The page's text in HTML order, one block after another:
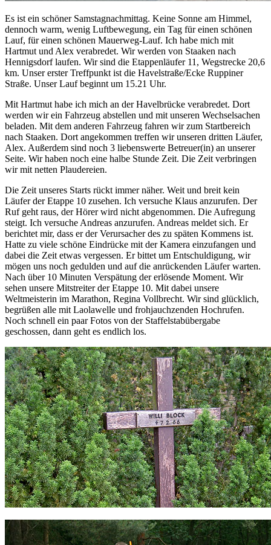
Es ist ein schöner Samstagnachmittag. Keine Sonne am Himmel,
dennoch warm, wenig Luftbewegung, ein Tag für einen schönen
Lauf, für einen schönen Mauerweg-Lauf. Ich habe mich mit
Hartmut und Alex verabredet. Wir werden von Staaken nach
Hennigsdorf laufen. Wir sind die Etappenläufer 11, Wegstrecke 20,6
km. Unser erster Treffpunkt ist die Havelstraße/Ecke Ruppiner
Straße. Unser Lauf beginnt um 15.21 Uhr.
Mit Hartmut habe ich mich an der Havelbrücke verabredet. Dort
werden wir ein Fahrzeug abstellen und mit unseren Wechselsachen
beladen. Mit dem anderen Fahrzeug fahren wir zum Startbereich
nach Staaken. Dort angekommen treffen wir unseren dritten Läufer,
Alex. Außerdem sind noch 3 liebenswerte Betreuer(in) an unserer
Seite. Wir haben noch eine halbe Stunde Zeit. Die Zeit verbringen
wir mit netten Plaudereien.
Die Zeit unseres Starts rückt immer näher. Weit und breit kein
Läufer der Etappe 10 zusehen. Ich versuche Klaus anzurufen. Der
Ruf geht raus, der Hörer wird nicht abgenommen. Die Aufregung
steigt. Ich versuche Andreas anzurufen. Andreas meldet sich. Er
berichtet mir, dass er der Verursacher des zu späten Kommens ist.
Hatte zu viele schöne Eindrücke mit der Kamera einzufangen und
dabei die Zeit etwas vergessen. Er bittet um Entschuldigung, wir
mögen uns noch gedulden und auf die anrückenden Läufer warten.
Nach über 10 Minuten Verspätung der erlösende Moment. Wir
sehen unsere Mitstreiter der Etappe 10. Mit dabei unsere
Weltmeisterin im Marathon, Regina Vollbrecht. Wir sind glücklich,
begrüßen alle mit Laolawelle und frohjauchzenden Hochrufen.
Noch schnell ein paar Fotos von der Staffelstabübergabe
geschossen, dann geht es endlich los.